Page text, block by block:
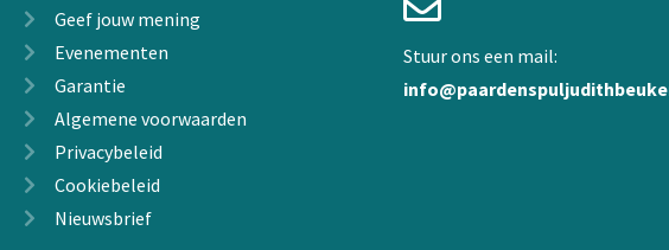
Geef jouw mening
Evenementen
Garantie
Algemene voorwaarden
Privacybeleid
Cookiebeleid
Nieuwsbrief
Stuur ons een mail: